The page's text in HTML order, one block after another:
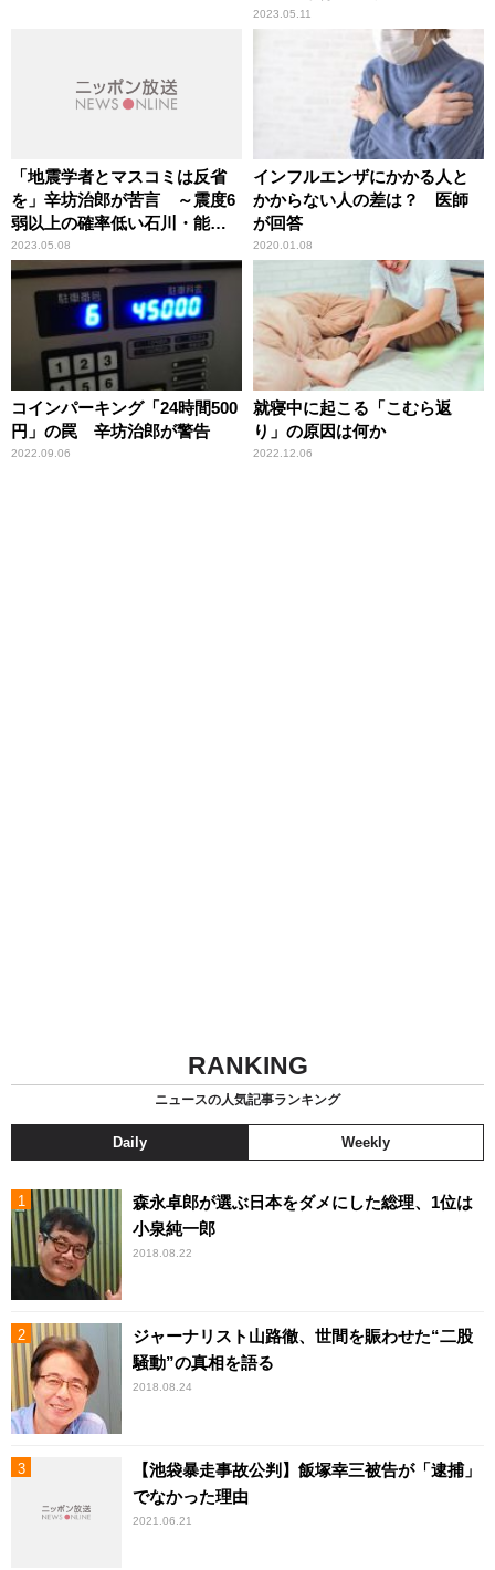
ェックできない覚悟あった
か」辛坊治郎が苦言
2023.05.11
「地震学者とマスコミは反省
を」辛坊治郎が苦言 ～震度6
弱以上の確率低い石川・能登
地方で「6強」
2023.05.08
インフルエンザにかかる人と
かからない人の差は？ 医師
が回答
2020.01.08
コインパーキング「24時間500
円」の罠 辛坊治郎が警告
2022.09.06
就寝中に起こる「こむら返
り」の原因は何か
2022.12.06
RANKING
ニュースの人気記事ランキング
Daily Weekly
森永卓郎が選ぶ日本をダメにした総理、1位は
小泉純一郎
2018.08.22
ジャーナリスト山路徹、世間を賑わせた“二股
騒動”の真相を語る
2018.08.24
【池袋暴走事故公判】飯塚幸三被告が「逮捕」
でなかった理由
2021.06.21